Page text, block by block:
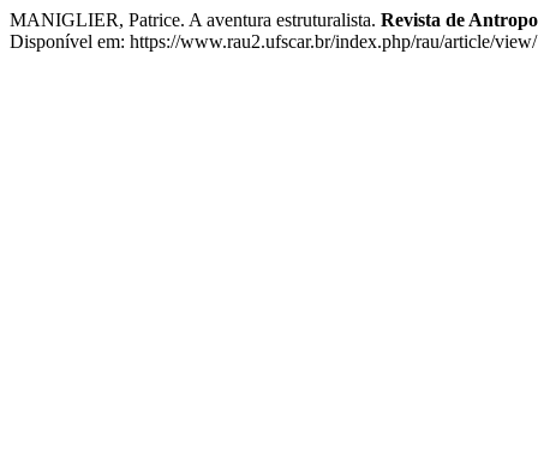
MANIGLIER, Patrice. A aventura estruturalista. Revista de
Disponível em: https://www.rau2.ufscar.br/index.php/rau/article/